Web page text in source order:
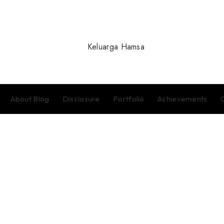
About Blog Disclosure Portfolio Achievements